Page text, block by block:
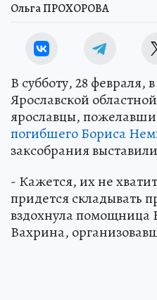
Ольга ПРОХОРОВА
В субботу, 28 февраля,
Ярославской
ярославцы,
погибшего Бориса
заксобрания
- Кажется, их не
придется складывать
вздохнула помощница
Вахрина,